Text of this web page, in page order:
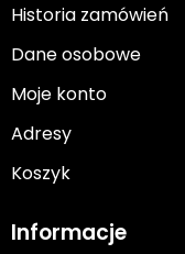
Historia zamówień
Dane osobowe
Moje konto
Adresy
Koszyk
Informacje